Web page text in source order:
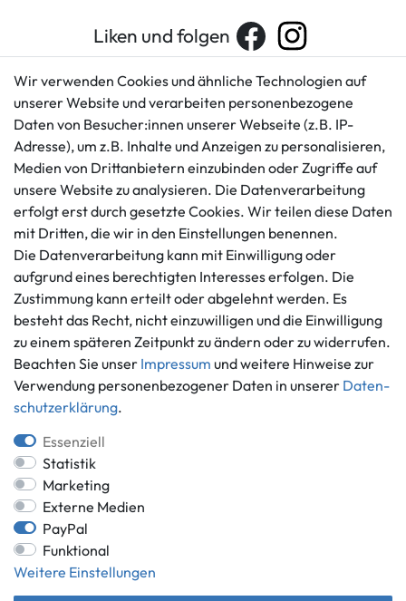
Liken und folgen
Kundenservice
+49 421 596586
Mo. - Fr. 9 - 16 Uhr
info@gameworld.de
Kontaktformular
Rechtliches
AGB
Impressum
Datenschutzerklärung
Barrierefreiheitserklärung
Widerrufs­recht
Vertrag widerrufen
Informationen
Ankauf
Über uns
Häufig gestellte Fragen
Zahlung und Versand
Batterieentsorgung
Zahlungsmöglichkeiten
*Alle Preise inkl. gesetzlicher MwSt.,
** gilt für Lieferungen innerhalb Deutschlands, Lieferzeiten für andere
Länder entnehmen Sie bitte der Schaltfläche mit den
Versandinformationen.
Wir verwenden Cookies und ähnliche Technologien auf
unserer Website und verarbeiten personenbezogene
Daten von Besucher:innen unserer Webseite (z.B. IP-
Adresse), um z.B. Inhalte und Anzeigen zu personalisieren,
Medien von Drittanbietern einzubinden oder Zugriffe auf
unsere Website zu analysieren. Die Datenverarbeitung
erfolgt erst durch gesetzte Cookies. Wir teilen diese Daten
mit Dritten, die wir in den Einstellungen benennen.
Die Datenverarbeitung kann mit Einwilligung oder
aufgrund eines berechtigten Interesses erfolgen. Die
Zustimmung kann erteilt oder abgelehnt werden. Es
besteht das Recht, nicht einzuwilligen und die Einwilligung
zu einem späteren Zeitpunkt zu ändern oder zu widerrufen.
Beachten Sie unser Impressum und weitere Hinweise zur
Verwendung personenbezogener Daten in unserer Daten­
schutz­erklärung.
Essenziell
Statistik
Marketing
Externe Medien
PayPal
Funktional
Weitere Einstellungen